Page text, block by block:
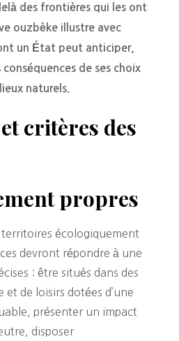
des frontières qui les ont
ouzbèke illustre avec
un État peut anticiper,
de ses choix
naturels.
critères des
propres
écologiquement
devront répondre à une
: être situés dans des
et de loisirs dotées d’une
présenter un impact
disposer